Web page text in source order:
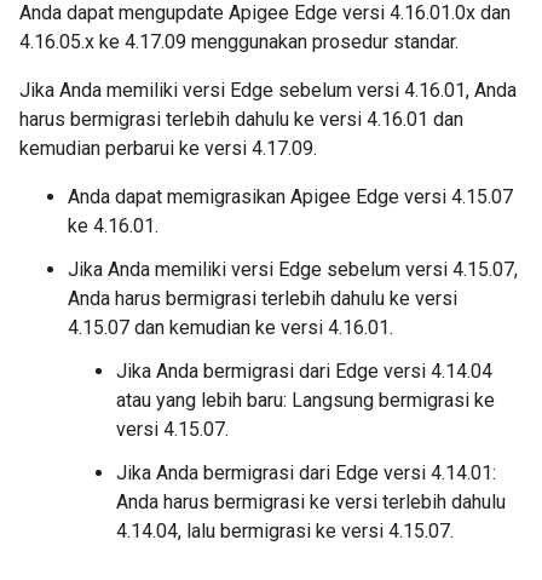
Anda dapat mengupdate Apigee Edge versi 4.16.01.0x dan
4.16.05.x ke 4.17.09 menggunakan prosedur standar.
Jika Anda memiliki versi Edge sebelum versi 4.16.01, Anda
harus bermigrasi terlebih dahulu ke versi 4.16.01 dan
kemudian perbarui ke versi 4.17.09.
Anda dapat memigrasikan Apigee Edge versi 4.15.07
ke 4.16.01.
Jika Anda memiliki versi Edge sebelum versi 4.15.07,
Anda harus bermigrasi terlebih dahulu ke versi
4.15.07 dan kemudian ke versi 4.16.01.
Jika Anda bermigrasi dari Edge versi 4.14.04
atau yang lebih baru: Langsung bermigrasi ke
versi 4.15.07.
Jika Anda bermigrasi dari Edge versi 4.14.01:
Anda harus bermigrasi ke versi terlebih dahulu
4.14.04, lalu bermigrasi ke versi 4.15.07.